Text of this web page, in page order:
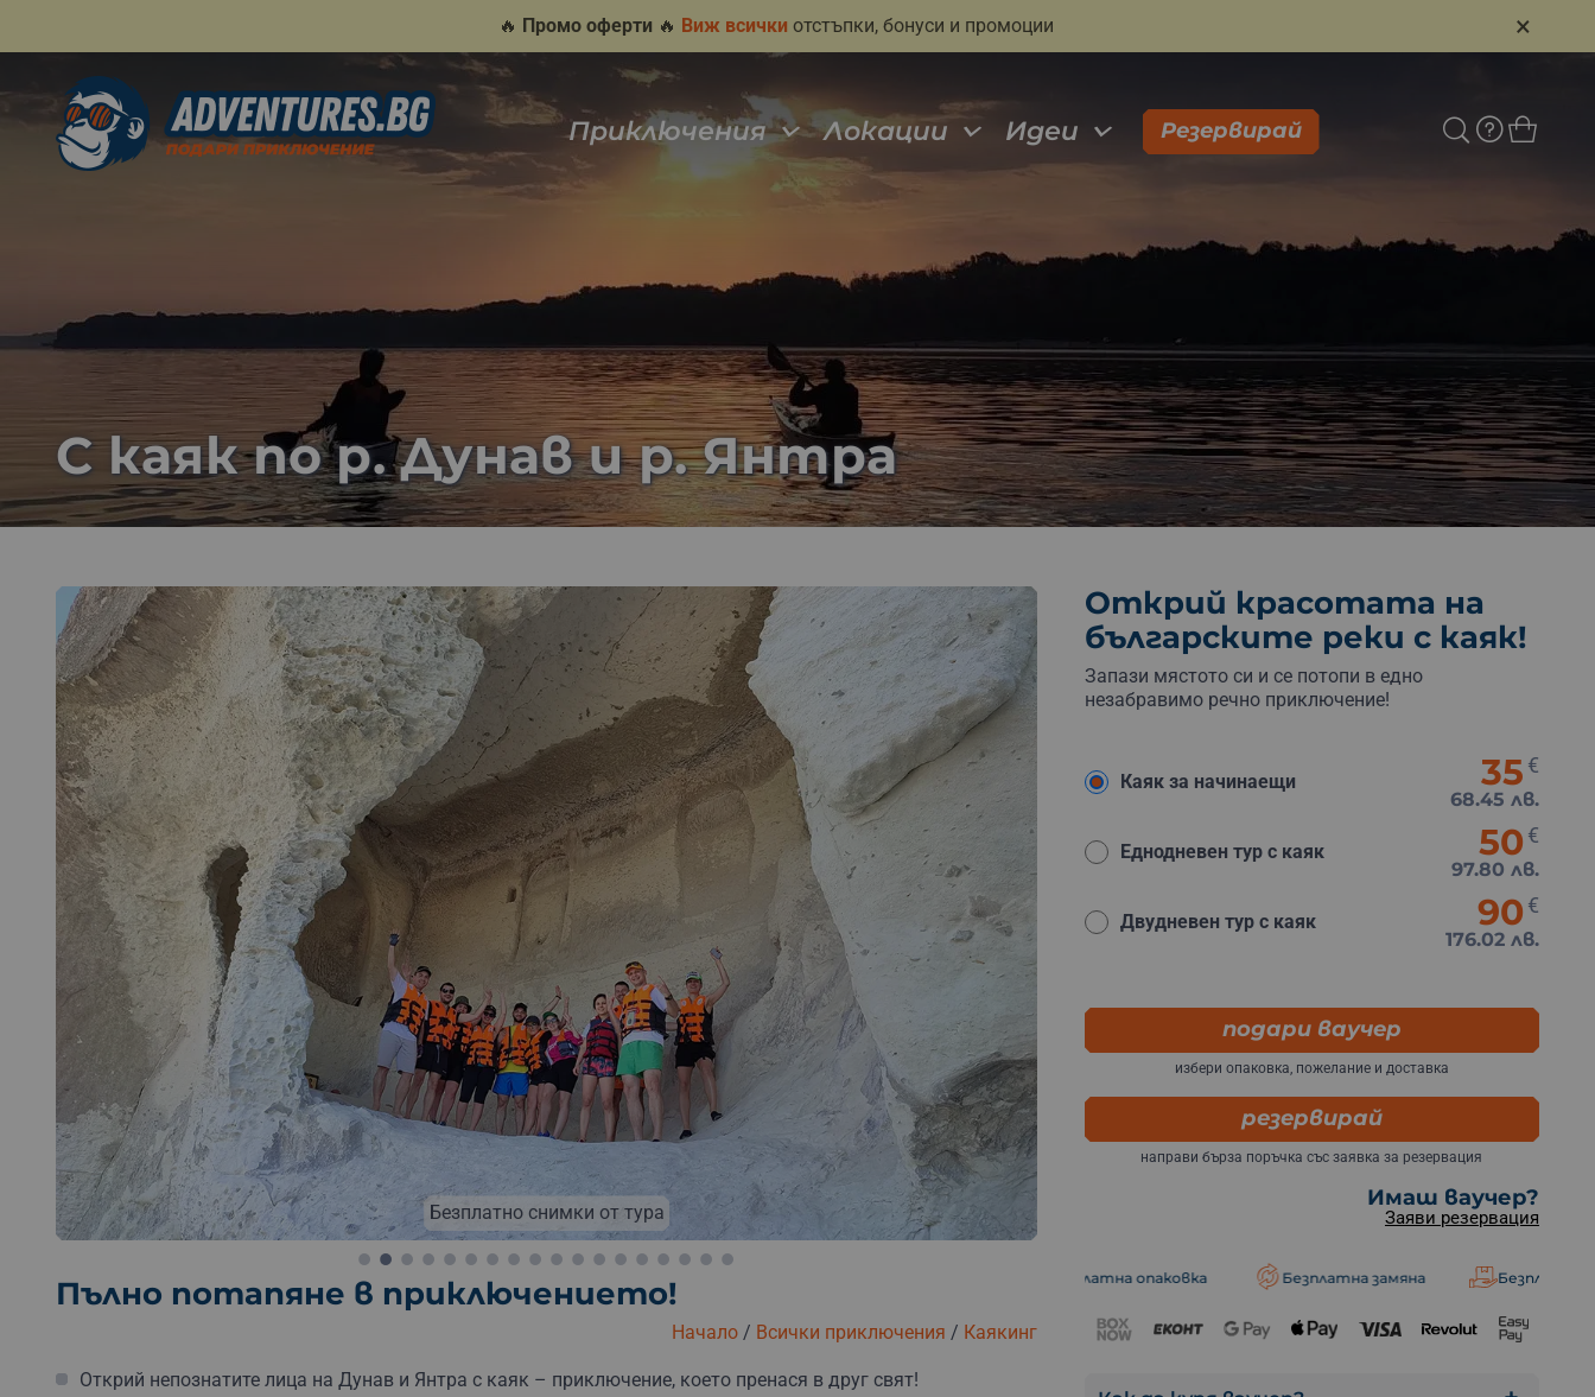
🔥 Промо оферти 🔥 Виж всички отстъпки, бонуси и промоции ×
Приключения Локации Идеи Резервирай
С каяк по р. Дунав и р. Янтра
Безплатно снимки от тура Пътешествие
Пълно потапяне в приключението!
Начало/ Всички приключения / Каякинг
Открий непознатите лица на Дунав и Янтра с каяк – приключение, което пренася в друг свят!
Открий красотата на
българските реки с каяк!
Запази мястото си и се потопи в едно
незабравимо речно приключение!
Каяк за начинаещи 35 €
68.45 лв.
Еднодневен тур с каяк 50 €
97.80 лв.
Двудневен тур с каяк 90 €
176.02 лв.
подари ваучер
избери опаковка, пожелание и доставка
резервирай
направи бърза поръчка със заявка за резервация
Имаш ваучер?
Заяви резервация
Безплатна опаковка Безплатна замяна Безплатна доставка